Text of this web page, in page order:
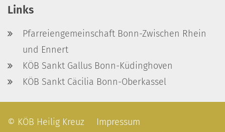
Links
Pfarreiengemeinschaft Bonn-Zwischen Rhein
und Ennert
KÖB Sankt Gallus Bonn-Küdinghoven
KÖB Sankt Cäcilia Bonn-Oberkassel
© KÖB Heilig Kreuz
Impressum